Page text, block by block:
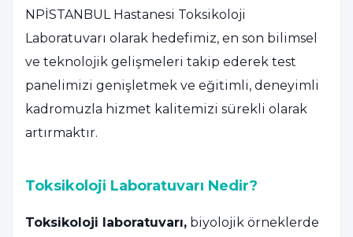
NPİSTANBUL Hastanesi Toksikoloji
Laboratuvarı olarak hedefimiz, en son bilimsel
ve teknolojik gelişmeleri takip ederek test
panelimizi genişletmek ve eğitimli, deneyimli
kadromuzla hizmet kalitemizi sürekli olarak
artırmaktır.
Toksikoloji Laboratuvarı Nedir?
Toksikoloji laboratuvarı, biyolojik örneklerde